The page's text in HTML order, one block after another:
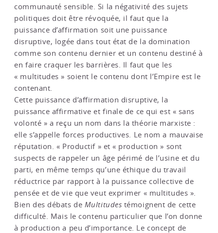
communauté sensible. Si la négativité des sujets
politiques doit être révoquée, il faut que la
puissance d’affirmation soit une puissance
disruptive, logée dans tout état de la domination
comme son contenu dernier et un contenu destiné à
en faire craquer les barrières. Il faut que les
« multitudes » soient le contenu dont l’Empire est le
contenant.
Cette puissance d’affirmation disruptive, la
puissance affirmative et finale de ce qui est « sans
volonté » a reçu un nom dans la théorie marxiste :
elle s’appelle forces productives. Le nom a mauvaise
réputation. « Productif » et « production » sont
suspects de rappeler un âge périmé de l’usine et du
parti, en même temps qu’une éthique du travail
réductrice par rapport à la puissance collective de
pensée et de vie que veut exprimer « multitudes ».
Bien des débats de Multitudes témoignent de cette
difficulté. Mais le contenu particulier que l’on donne
à production a peu d’importance. Le concept de